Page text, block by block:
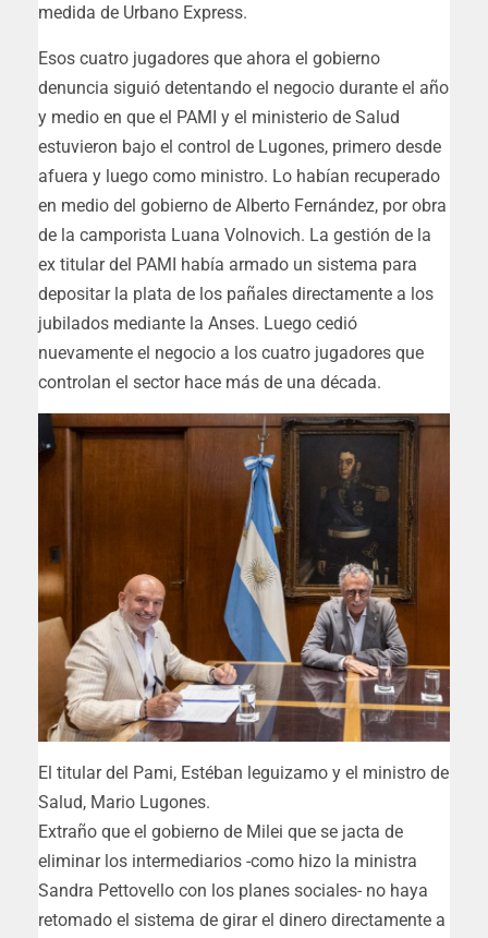
medida de Urbano Express.
Esos cuatro jugadores que ahora el gobierno
denuncia siguió detentando el negocio durante el año
y medio en que el PAMI y el ministerio de Salud
estuvieron bajo el control de Lugones, primero desde
afuera y luego como ministro. Lo habían recuperado
en medio del gobierno de Alberto Fernández, por obra
de la camporista Luana Volnovich. La gestión de la
ex titular del PAMI había armado un sistema para
depositar la plata de los pañales directamente a los
jubilados mediante la Anses. Luego cedió
nuevamente el negocio a los cuatro jugadores que
controlan el sector hace más de una década.
El titular del Pami, Estéban leguizamo y el ministro de
Salud, Mario Lugones.
Extraño que el gobierno de Milei que se jacta de
eliminar los intermediarios -como hizo la ministra
Sandra Pettovello con los planes sociales- no haya
retomado el sistema de girar el dinero directamente a